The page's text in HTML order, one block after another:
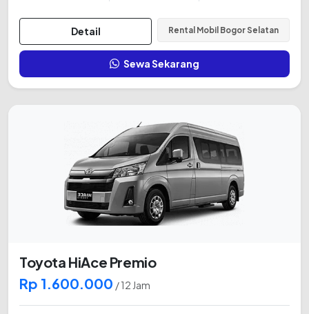
Detail Rental Mobil Bogor Selatan
Sewa Sekarang
Toyota HiAce Premio
Rp 1.600.000 / 12 Jam